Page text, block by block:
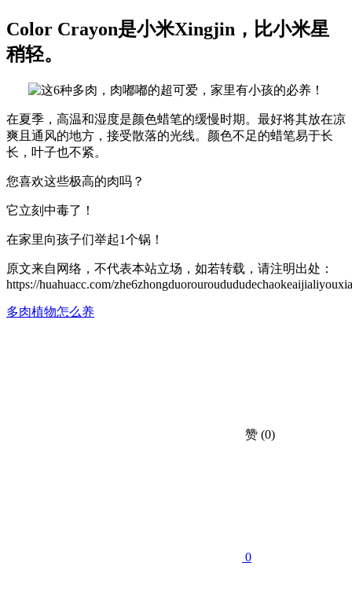
Color Crayon是小米Xingjin，比小米星
稍轻。
在夏季，高温和湿度是颜色蜡笔的缓慢时期。最好将其放在凉
爽且通风的地方，接受散落的光线。颜色不足的蜡笔易于长
长，叶子也不紧。
您喜欢这些极高的肉吗？
它立刻中毒了！
在家里向孩子们举起1个锅！
原文来自网络，不代表本站立场，如若转载，请注明出处：
https://huahuacc.com/
多肉植物怎么养
赞 (0)
0